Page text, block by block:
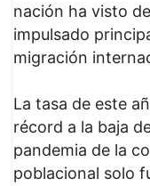
nación ha visto
impulsado
migración
La tasa de este
récord a la baja
pandemia de la
poblacional solo